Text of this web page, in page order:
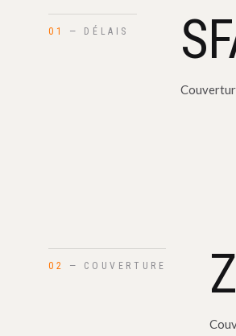
01 — DÉLAIS
02 — COUVERTURE